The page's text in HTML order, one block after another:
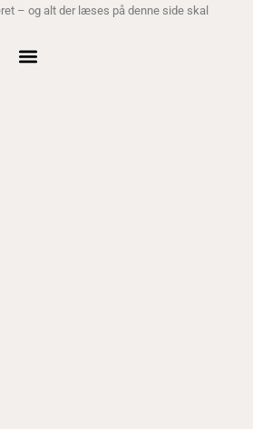
– og alt der læses på denne side skal